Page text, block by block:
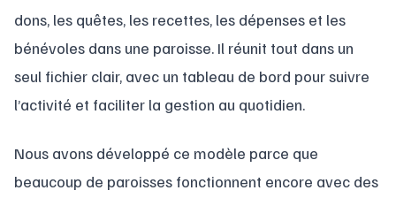
dons, les quêtes, les recettes, les dépenses et les
bénévoles dans une paroisse. Il réunit tout dans un
seul fichier clair, avec un tableau de bord pour suivre
l’activité et faciliter la gestion au quotidien.
Nous avons développé ce modèle parce que
beaucoup de paroisses fonctionnent encore avec des